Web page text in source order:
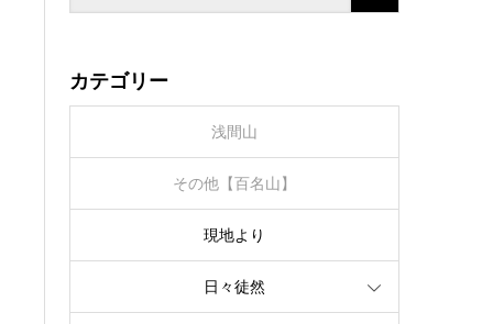
カテゴリー
浅間山
その他【百名山】
現地より
日々徒然